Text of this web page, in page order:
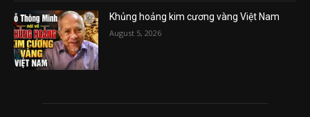
Khủng hoảng kim cương vàng Việt Nam
August 5, 2026